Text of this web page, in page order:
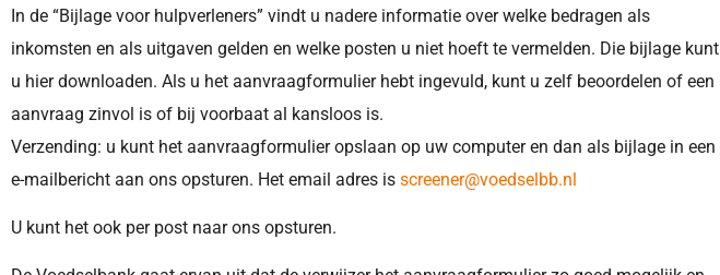
In de “Bijlage voor hulpverleners” vindt u nadere informatie over welke bedragen als
inkomsten en als uitgaven gelden en welke posten u niet hoeft te vermelden. Die bijlage kunt
u hier downloaden. Als u het aanvraagformulier hebt ingevuld, kunt u zelf beoordelen of een
aanvraag zinvol is of bij voorbaat al kansloos is.
Verzending: u kunt het aanvraagformulier opslaan op uw computer en dan als bijlage in een
e-mailbericht aan ons opsturen. Het email adres is screener@voedselbb.nl
U kunt het ook per post naar ons opsturen.